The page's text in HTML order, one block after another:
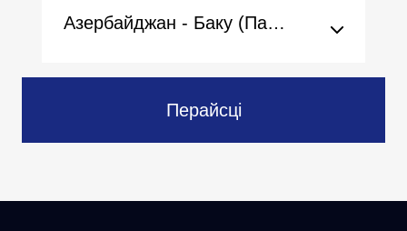
Азербайджан - Баку (Пасольства)
Перайсці